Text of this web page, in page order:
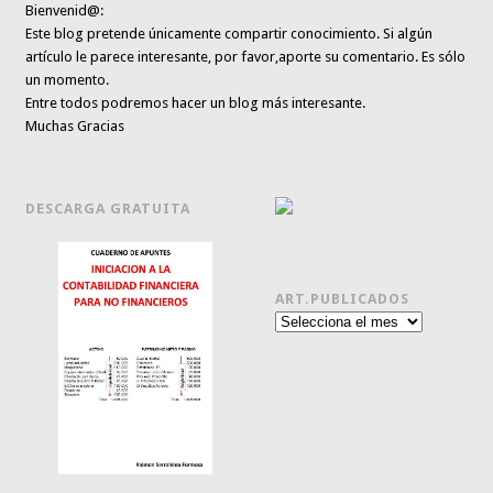
Bienvenid@:
Este blog pretende únicamentecompartir conocimiento. Si algún
artículo le parece interesante,por favor,aporte su comentario. Es sólo
un momento.
Entre todos podremos hacer un blog más interesante.
Muchas Gracias
DESCARGA GRATUITA
ART.PUBLICADOS
Art.publicados